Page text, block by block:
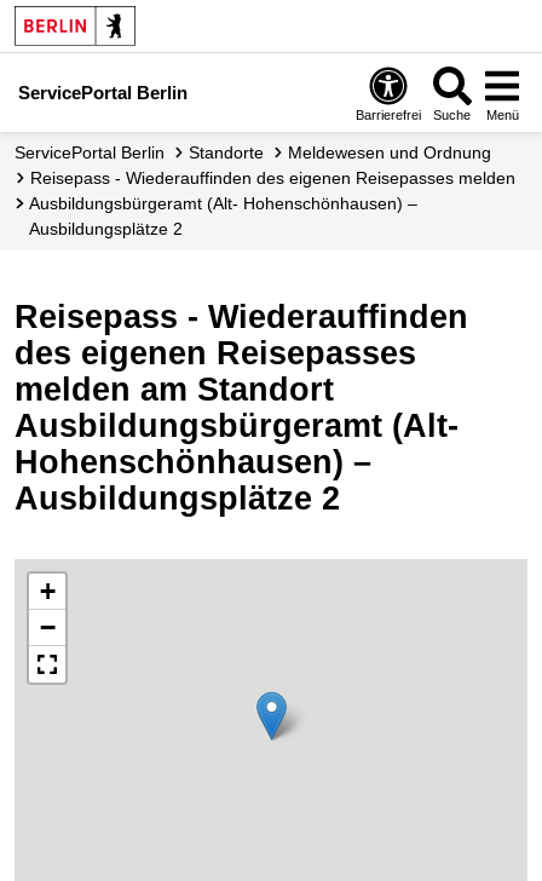
ServicePortal Berlin
Barrierefrei Suche Menü
ServicePortal Berlin Standorte
Meldewesen und Ordnung
Reisepass - Wiederauffinden des eigenen Reisepasses melden
Ausbildungsbürgeramt (Alt- Hohenschönhausen) –
Ausbildungsplätze 2
Reisepass - Wiederauffinden
des eigenen Reisepasses
melden am Standort
Ausbildungsbürgeramt (Alt-
Hohenschönhausen) –
Ausbildungsplätze 2
+
−